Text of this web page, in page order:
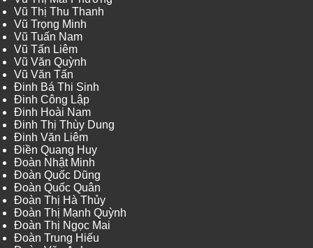
Vũ Thị Thu Thanh
Vũ Trọng Minh
Vũ Tuấn Nam
Vũ Tấn Liêm
Vũ Văn Quỳnh
Vũ Văn Tấn
Đinh Bá Thi Sinh
Đinh Công Lập
Đinh Hoài Nam
Đinh Thị Thùy Dung
Đinh Văn Liêm
Điền Quang Huy
Đoàn Nhật Minh
Đoàn Quốc Dũng
Đoàn Quốc Quân
Đoàn Thị Hà Thủy
Đoàn Thị Mạnh Quỳnh
Đoàn Thị Ngọc Mai
Đoàn Trung Hiếu